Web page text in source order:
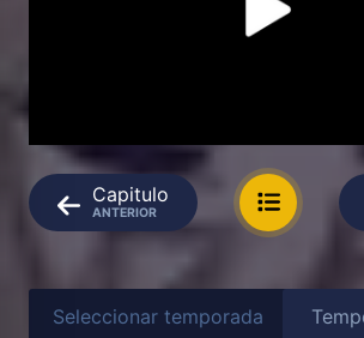
Capitulo
ANTERIOR
Seleccionar temporada